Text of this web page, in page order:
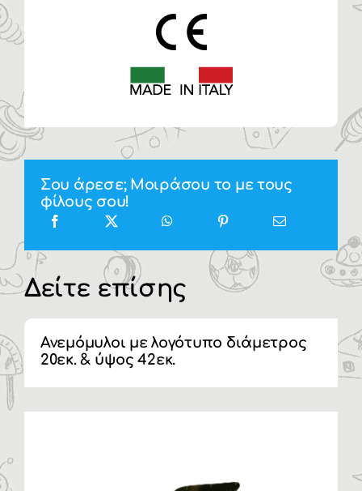
Σου άρεσε; Μοιράσου το με τους
φίλους σου!
Δείτε επίσης
Ανεμόμυλοι με λογότυπο διάμετρος
20εκ. & ύψος 42εκ.